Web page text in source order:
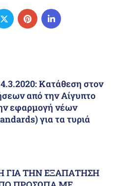
Κατάθεση στον
από την Αίγυπτο
εφαρμογή νέων
για τα τυριά
ΓΙΑ ΤΗΝ ΕΞΑΠΑΤΗΣΗ